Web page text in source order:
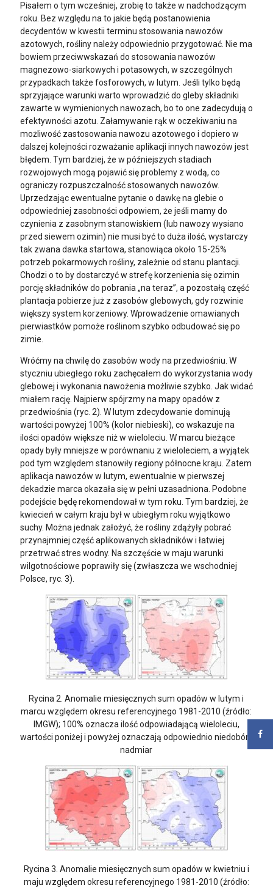
Pisałem o tym wcześniej, zrobię to także w nadchodzącym
roku. Bez względu na to jakie będą postanowienia
decydentów w kwestii terminu stosowania nawozów
azotowych, rośliny należy odpowiednio przygotować. Nie ma
bowiem przeciwwskazań do stosowania nawozów
magnezowo-siarkowych i potasowych, w szczególnych
przypadkach także fosforowych, w lutym. Jeśli tylko będą
sprzyjające warunki warto wprowadzić do gleby składniki
zawarte w wymienionych nawozach, bo to one zadecydują o
efektywności azotu. Załamywanie rąk w oczekiwaniu na
możliwość zastosowania nawozu azotowego i dopiero w
dalszej kolejności rozważanie aplikacji innych nawozów jest
błędem. Tym bardziej, że w późniejszych stadiach
rozwojowych mogą pojawić się problemy z wodą, co
ograniczy rozpuszczalność stosowanych nawozów.
Uprzedzając ewentualne pytanie o dawkę na glebie o
odpowiedniej zasobności odpowiem, że jeśli mamy do
czynienia z zasobnym stanowiskiem (lub nawozy wysiano
przed siewem ozimin) nie musi być to duża ilość, wystarczy
tak zwana dawka startowa, stanowiąca około 15-25%
potrzeb pokarmowych rośliny, zależnie od stanu plantacji.
Chodzi o to by dostarczyć w strefę korzenienia się ozimin
porcję składników do pobrania „na teraz”, a pozostałą część
plantacja pobierze już z zasobów glebowych, gdy rozwinie
większy system korzeniowy. Wprowadzenie omawianych
pierwiastków pomoże roślinom szybko odbudować się po
zimie.
Wróćmy na chwilę do zasobów wody na przedwiośniu. W
styczniu ubiegłego roku zachęcałem do wykorzystania wody
glebowej i wykonania nawożenia możliwie szybko. Jak widać
miałem rację. Najpierw spójrzmy na mapy opadów z
przedwiośnia (ryc. 2). W lutym zdecydowanie dominują
wartości powyżej 100% (kolor niebieski), co wskazuje na
ilości opadów większe niż w wieloleciu. W marcu bieżące
opady były mniejsze w porównaniu z wieloleciem, a wyjątek
pod tym względem stanowiły regiony północne kraju. Zatem
aplikacja nawozów w lutym, ewentualnie w pierwszej
dekadzie marca okazała się w pełni uzasadniona. Podobne
podejście będę rekomendował w tym roku. Tym bardziej, że
kwiecień w całym kraju był w ubiegłym roku wyjątkowo
suchy. Można jednak założyć, że rośliny zdążyły pobrać
przynajmniej część aplikowanych składników i łatwiej
przetrwać stres wodny. Na szczęście w maju warunki
wilgotnościowe poprawiły się (zwłaszcza we wschodniej
Polsce, ryc. 3).
Rycina 2. Anomalie miesięcznych sum opadów w lutym i
marcu względem okresu referencyjnego 1981-2010 (źródło:
IMGW); 100% oznacza ilość odpowiadającą wieloleciu,
wartości poniżej i powyżej oznaczają odpowiednio niedobór i
nadmiar
Rycina 3. Anomalie miesięcznych sum opadów w kwietniu i
maju względem okresu referencyjnego 1981-2010 (źródło: